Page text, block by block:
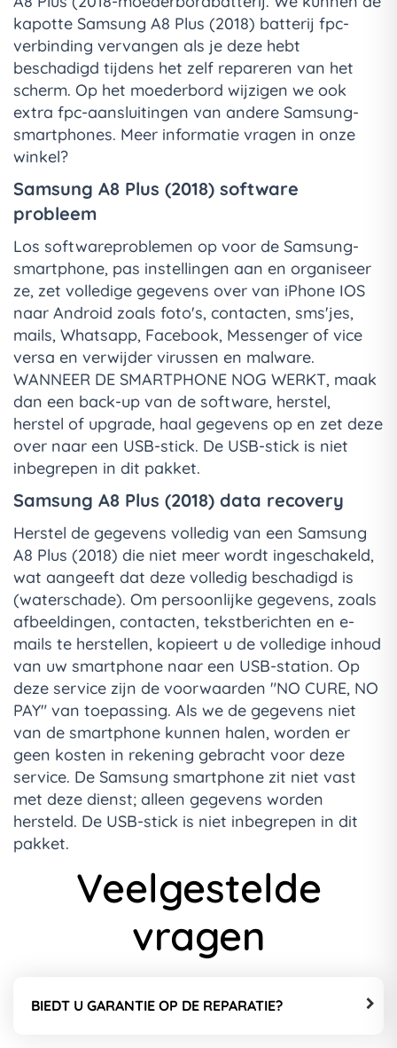
kapotte Samsung A8 Plus (2018) batterij fpc-
verbinding vervangen als je deze hebt
beschadigd tijdens het zelf repareren van het
scherm. Op het moederbord wijzigen we ook
extra fpc-aansluitingen van andere Samsung-
smartphones. Meer informatie vragen in onze
winkel?
Samsung A8 Plus (2018) software
probleem
Los softwareproblemen op voor de Samsung-
smartphone, pas instellingen aan en organiseer
ze, zet volledige gegevens over van iPhone IOS
naar Android zoals foto's, contacten, sms'jes,
mails, Whatsapp, Facebook, Messenger of vice
versa en verwijder virussen en malware.
WANNEER DE SMARTPHONE NOG WERKT, maak
dan een back-up van de software, herstel,
herstel of upgrade, haal gegevens op en zet deze
over naar een USB-stick. De USB-stick is niet
inbegrepen in dit pakket.
Samsung A8 Plus (2018) data recovery
Herstel de gegevens volledig van een Samsung
A8 Plus (2018) die niet meer wordt ingeschakeld,
wat aangeeft dat deze volledig beschadigd is
(waterschade). Om persoonlijke gegevens, zoals
afbeeldingen, contacten, tekstberichten en e-
mails te herstellen, kopieert u de volledige inhoud
van uw smartphone naar een USB-station. Op
deze service zijn de voorwaarden "NO CURE, NO
PAY" van toepassing. Als we de gegevens niet
van de smartphone kunnen halen, worden er
geen kosten in rekening gebracht voor deze
service. De Samsung smartphone zit niet vast
met deze dienst; alleen gegevens worden
hersteld. De USB-stick is niet inbegrepen in dit
pakket.
Veelgestelde
vragen
BIEDT U GARANTIE OP DE REPARATIE?